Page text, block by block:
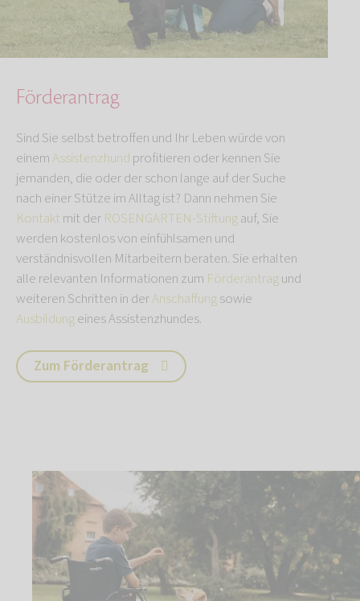
Förderantrag
Sind Sie selbst betroffen und Ihr Leben würde von
einemAssistenzhund profitieren oder kennen Sie
jemanden, die oder der schon lange auf der Suche
nach einer Stütze im Alltag ist? Dann nehmen Sie
Kontakt mit der ROSENGARTEN-Stiftungauf, Sie
werden kostenlos von einfühlsamen und
verständnisvollen Mitarbeitern beraten. Sie erhalten
alle relevanten Informationen zum Förderantragund
weiteren Schritten in derAnschaffungsowie
Ausbildungeines Assistenzhundes.
Zum Förderantrag